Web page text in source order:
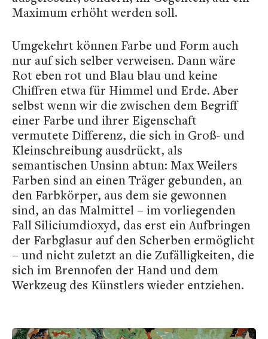
Maximum erhöht werden soll.
Umgekehrt können Farbe und Form auch
nur auf sich selber verweisen. Dann wäre
Rot eben rot und Blau blau und keine
Chiffren etwa für Himmel und Erde. Aber
selbst wenn wir die zwischen dem Begriff
einer Farbe und ihrer Eigenschaft
vermutete Differenz, die sich in Groß- und
Kleinschreibung ausdrückt, als
semantischen Unsinn abtun: Max Weilers
Farben sind an einen Träger gebunden, an
den Farbkörper, aus dem sie gewonnen
sind, an das Malmittel – im vorliegenden
Fall Siliciumdioxyd, das erst ein Aufbringen
der Farbglasur auf den Scherben ermöglicht
– und nicht zuletzt an die Zufälligkeiten, die
sich im Brennofen der Hand und dem
Werkzeug des Künstlers wieder entziehen.